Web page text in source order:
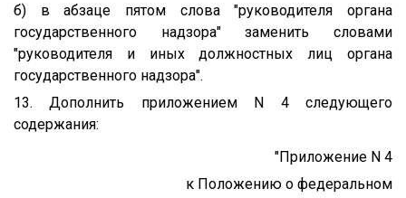
б) в абзаце пятом слова "руководителя органа
государственного надзора" заменить словами
"руководителя и иных должностных лиц органа
государственного надзора".
13. Дополнить приложением N 4 следующего
содержания:
"Приложение N 4
к Положению о федеральном